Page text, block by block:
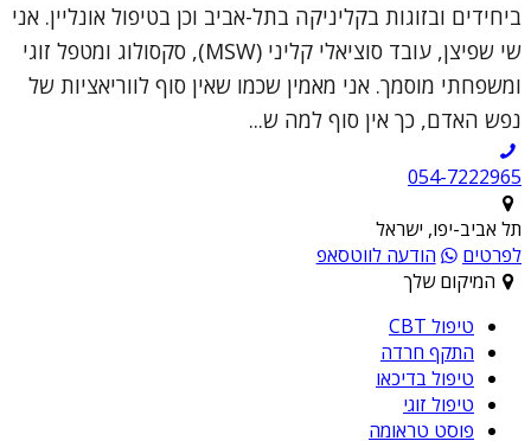
ביחידים ובזוגות בקליניקה בתל-אביב וכן בטיפול אונליין. אני
שי שפיצן, עובד סוציאלי קליני (MSW), סקסולוג ומטפל זוגי
ומשפחתי מוסמך. אני מאמין שכמו שאין סוף לווריאציות של
נפש האדם, כך אין סוף למה ש...
054-7222965
תל אביב-יפו, ישראל
לפרטים
הודעה לווטסאפ
המיקום שלך
טיפול CBT
התקף חרדה
טיפול בדיכאו
טיפול זוגי
פוסט טראומה